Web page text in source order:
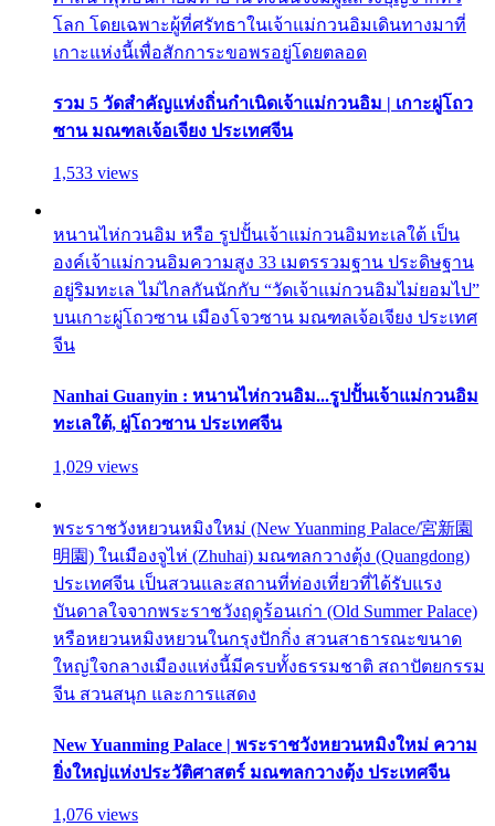
โลก โดยเฉพาะผู้ที่ศรัทธาในเจ้าแม่กวนอิมเดินทางมาที่
เกาะแห่งนี้เพื่อสักการะขอพรอยู่โดยตลอด
รวม 5 วัดสำคัญแห่งถิ่นกำเนิดเจ้าแม่กวนอิม | เกาะผู่โถว
ซาน มณฑลเจ้อเจียง ประเทศจีน
1,533 views
หนานไห่กวนอิม หรือ รูปปั้นเจ้าแม่กวนอิมทะเลใต้ เป็น
องค์เจ้าแม่กวนอิมความสูง 33 เมตรรวมฐาน ประดิษฐาน
อยู่ริมทะเล ไม่ไกลกันนักกับ “วัดเจ้าแม่กวนอิมไม่ยอมไป”
บนเกาะผู่โถวซาน เมืองโจวซาน มณฑลเจ้อเจียง ประเทศ
จีน
Nanhai Guanyin : หนานไห่กวนอิม...รูปปั้นเจ้าแม่กวนอิม
ทะเลใต้, ผู่โถวซาน ประเทศจีน
1,029 views
พระราชวังหยวนหมิงใหม่ (New Yuanming Palace/宮新園
明園) ในเมืองจูไห่ (Zhuhai) มณฑลกวางตุ้ง (Quangdong)
ประเทศจีน เป็นสวนและสถานที่ท่องเที่ยวที่ได้รับแรง
บันดาลใจจากพระราชวังฤดูร้อนเก่า (Old Summer Palace)
หรือหยวนหมิงหยวนในกรุงปักกิ่ง สวนสาธารณะขนาด
ใหญ่ใจกลางเมืองแห่งนี้มีครบทั้งธรรมชาติ สถาปัตยกรรม
จีน สวนสนุก และการแสดง
New Yuanming Palace | พระราชวังหยวนหมิงใหม่ ความ
ยิ่งใหญ่แห่งประวัติศาสตร์ มณฑลกวางตุ้ง ประเทศจีน
1,076 views